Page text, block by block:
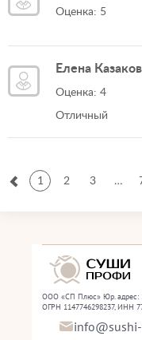
Оценка: 5
Елена
Оценка: 4
Отличный
1 2 3 …
ООО «СП Плюс» Юр. адрес:
ОГРН 1147746298237, ИНН